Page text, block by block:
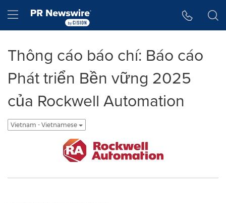
Hamburger menu
Thông cáo báo chí: Báo cáo
Phát triển Bền vững 2025
của Rockwell Automation
Vietnam - Vietnamese